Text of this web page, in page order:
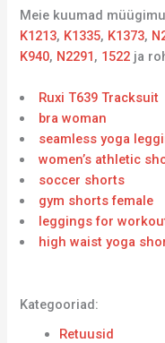
Meie kuumad
K1213, K1335, K1373,
K940, N2291, 1522 ja
Ruxi T639 Tracksuit
bra woman
seamless yoga
women’s athletic
soccer shorts
gym shorts female
leggings for
high waist yoga
Kategooriad:
Retuusid